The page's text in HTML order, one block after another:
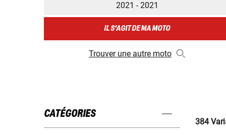
2021 - 2021
IL S'AGIT DE MA MOTO
Trouver une autre moto
CATÉGORIES
384